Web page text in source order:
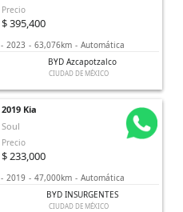
Precio
$ 395,400
- 2023 - 63,076km - Automática
BYD Azcapotzalco
CIUDAD DE MÉXICO
2019 Kia
Soul
Precio
$ 233,000
- 2019 - 47,000km - Automática
BYD INSURGENTES
CIUDAD DE MÉXICO